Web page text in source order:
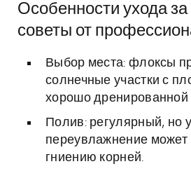
Особенности ухода
советы от
Выбор места: флоксы
солнечные участки с
хорошо дренированной
Полив: регулярный, но
переувлажнение может
гниению корней.